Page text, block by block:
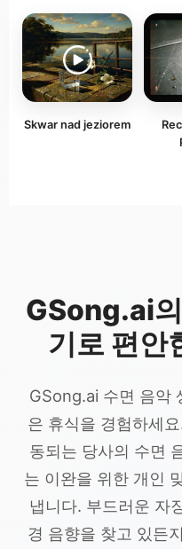
Skwar nad jeziorem
GSong.ai
기로 편안
GSong.ai 수면 음악
은 휴식을 경험하세
동되는 당사의 수면
는 이완을 위한 개인
냅니다. 부드러운 자
경 음향을 찾고 있든